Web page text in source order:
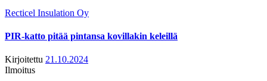
Recticel Insulation Oy
PIR-katto pitää pintansa kovillakin keleillä
Kirjoitettu 21.10.2024
Ilmoitus